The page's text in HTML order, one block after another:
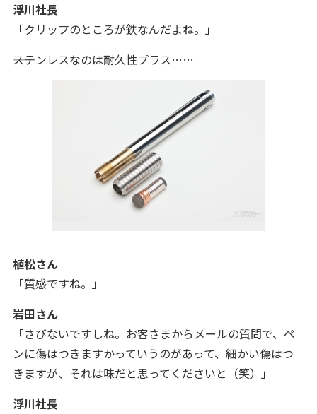
浮川社長
「クリップのところが鉄なんだよね。」
――ステンレスなのは耐久性プラス……
植松さん
「質感ですね。 」
岩田さん
「さびないですしね。お客さまからメールの質問で、ペ
ンに傷はつきますかっていうのがあって、細かい傷はつ
きますが、それは味だと思ってくださいと（笑）
」
浮川社長